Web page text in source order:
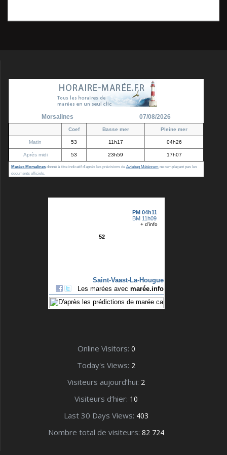
l’article
Morsalines 07/08/2026
Coef Basse mer Pleine mer
Matin 53 11h17 04h26
Après midi 53 23h59 17h07
Marées Morsalines donné à titre indicatif d'après les prévisions de Aviabag Météorem ne remplaçant pas les
documents officiels.
Online Visitors: 0
Today's Views: 2
Visiteurs aujourd’hui: 2
Visiteurs d’hier: 10
Last 30 Days Views: 403
Nombre total de visiteurs: 82 724